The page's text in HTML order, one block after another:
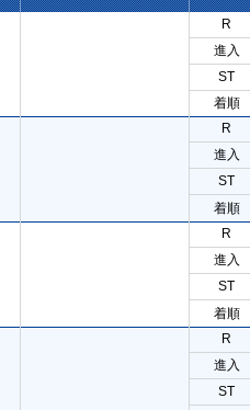
R
進入
ST
着順
R
進入
ST
着順
R
進入
ST
着順
R
進入
ST